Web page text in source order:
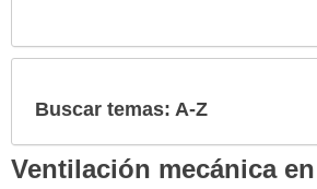
Buscar temas: A-Z
Ventilación mecánica